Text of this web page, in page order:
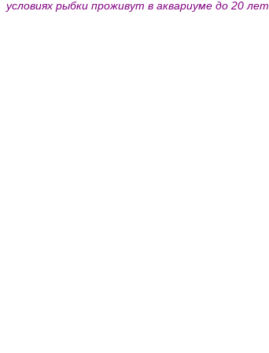
условиях рыбки проживут в аквариуме до 20 лет.